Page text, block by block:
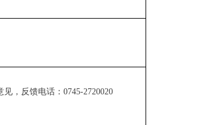
见，反馈电话：0745-2720020